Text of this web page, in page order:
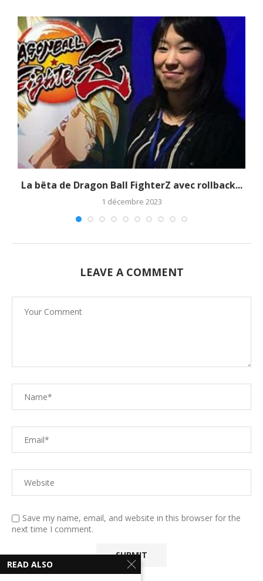
La bêta de Dragon Ball FighterZ avec rollback...
1 décembre 2023
LEAVE A COMMENT
Save my name, email, and website in this browser for the
next time I comment.
READ ALSO